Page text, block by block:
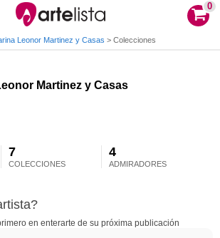
0
Leonor Martinez y Casas > Colecciones
Martinez y Casas
7
COLECCIONES
4
ADMIRADORES
en enterarte de su próxima publicación